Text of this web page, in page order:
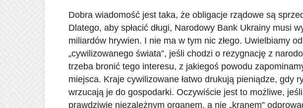
Dobra wiadomość jest taka, że ​​obligacje rządowe są
Dlatego, aby spłacić długi, Narodowy Bank Ukrainy musi
miliardów hrywien. I nie ma w tym nic złego. Uwielbiamy
„cywilizowanego świata”, jeśli chodzi o rezygnację z
trzeba bronić tego interesu, z jakiegoś powodu
miejsca. Kraje cywilizowane łatwo drukują pieniądze, gdy
wrzucają je do gospodarki. Oczywiście jest to możliwe,
prawdziwie niezależnym organem, a nie „kranem”